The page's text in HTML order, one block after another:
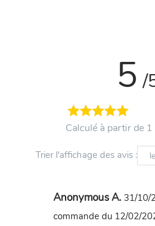
5 /
Calculé à partir de
Trier l'affichage des avis :
Anonymous A. 31/10/
commande du 12/02/